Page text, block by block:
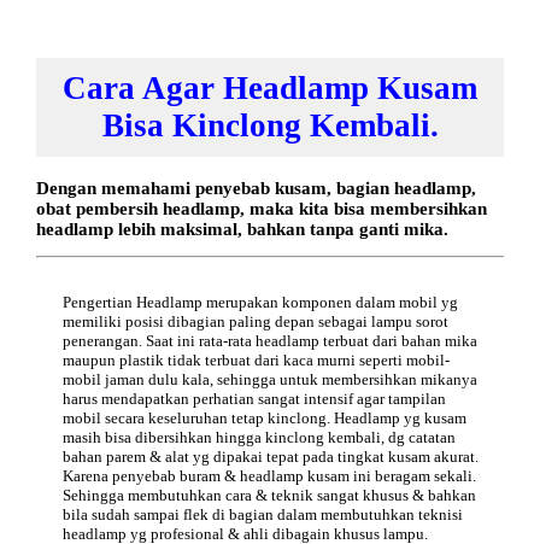
Cara Agar Headlamp Kusam
Bisa Kinclong Kembali.
Dengan memahami penyebab kusam, bagian headlamp,
obat pembersih headlamp, maka kita bisa membersihkan
headlamp lebih maksimal, bahkan tanpa ganti mika.
Pengertian Headlamp merupakan komponen dalam mobil yg
memiliki posisi dibagian paling depan sebagai lampu sorot
penerangan. Saat ini rata-rata headlamp terbuat dari bahan mika
maupun plastik tidak terbuat dari kaca murni seperti mobil-
mobil jaman dulu kala, sehingga untuk membersihkan mikanya
harus mendapatkan perhatian sangat intensif agar tampilan
mobil secara keseluruhan tetap kinclong. Headlamp yg kusam
masih bisa dibersihkan hingga kinclong kembali, dg catatan
bahan parem & alat yg dipakai tepat pada tingkat kusam akurat.
Karena penyebab buram & headlamp kusam ini beragam sekali.
Sehingga membutuhkan cara & teknik sangat khusus & bahkan
bila sudah sampai flek di bagian dalam membutuhkan teknisi
headlamp yg profesional & ahli dibagain khusus lampu.